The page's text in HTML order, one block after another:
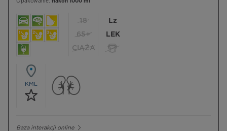
Opakowanie: flakon 1000 ml
18
65+
CIĄŻA
Lz
LEK
KML
Baza interakcji online